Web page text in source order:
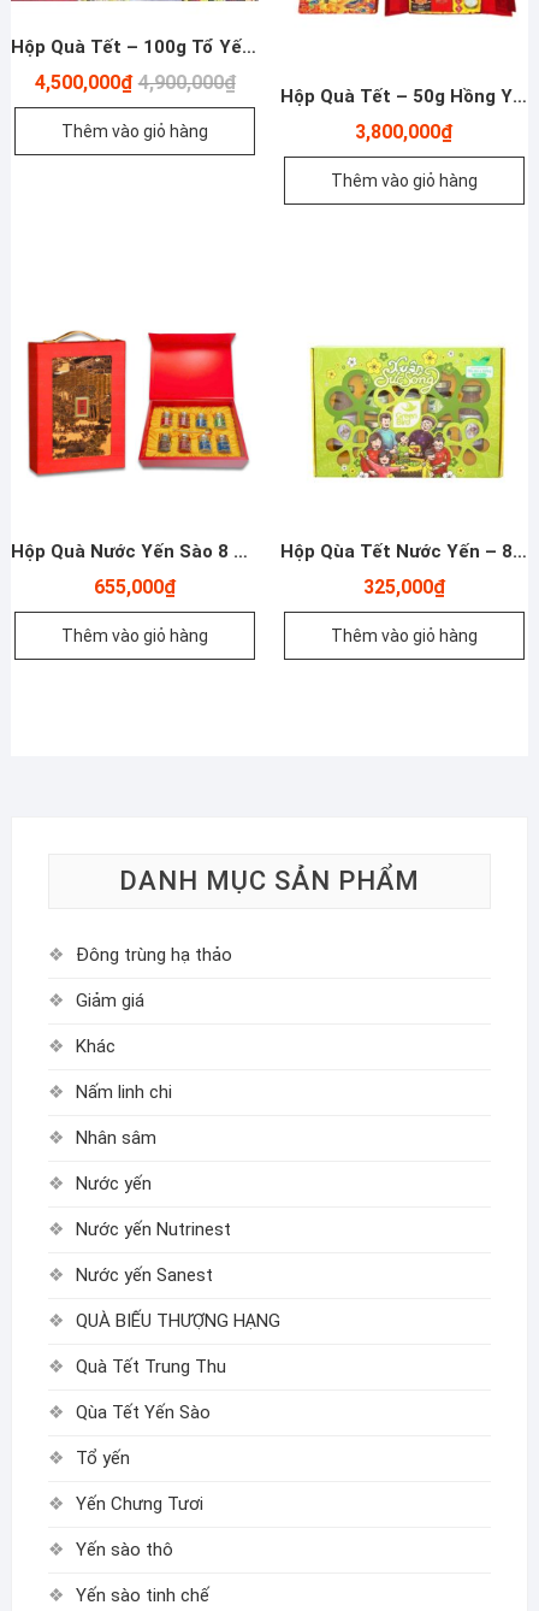
Hộp Quà Tết – 100g Tổ Yến Sào Khánh Hòa Rút Lông – Yến Chưng 100% – Đông Trùng Hạ Thảo Và Các Loại Hạt
4,900,000₫Giá
gốc
4,500,000₫
Giá
hiện
4,500,000₫.
Thêm vào giỏ hàng
Hộp Quà Tết – 50g Hồng Yến Sào Khánh Hoà – Yến Chưng 100% – Đông Trùng Hạ Thảo Và Các Loại Hạt
3,800,000₫
Thêm vào giỏ hàng
Hộp Quà Nước Yến Sào 8 Hũ 3gr Yến Tươi
655,000₫
Thêm vào giỏ hàng
Hộp Qùa Tết Nước Yến – 8 Hũ – Xuân Sức Sống
325,000₫
Thêm vào giỏ hàng
DANH MỤC SẢN PHẨM
Đông trùng hạ thảo
Giảm giá
Khác
Nấm linh chi
Nhân sâm
Nước yến
Nước yến Nutrinest
Nước yến Sanest
QUÀ BIẾU THƯỢNG HẠNG
Quà Tết Trung Thu
Qùa Tết Yến Sào
Tổ yến
Yến Chưng Tươi
Yến sào thô
Yến sào tinh chế